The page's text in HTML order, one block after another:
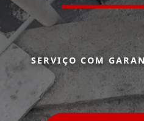
SERVIÇO COM